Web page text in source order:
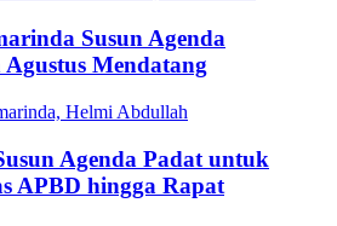
Susun Agenda
Agustus Mendatang
Agenda Padat untuk
APBD hingga Rapat